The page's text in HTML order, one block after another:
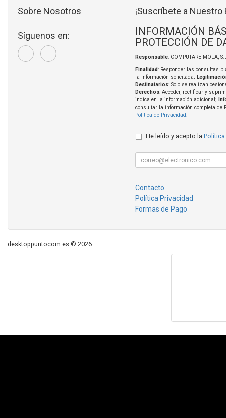
Sobre Nosotros
Síguenos en:
¡Suscríbete a Nuestro
INFORMACIÓN
PROTECCIÓN DE
Responsable: COMPUTARE MOLA,
Finalidad: Responder las consultas
la información solicitada;
Destinatarios: Solo se realizan
Derechos: Acceder, rectificar y
indica en la información adicional;
consultar la información completa de
Política de Privacidad
He leído y acepto la Política
Contacto
Política Privacidad
Formas de Pago
desktoppuntocom.es © 2026